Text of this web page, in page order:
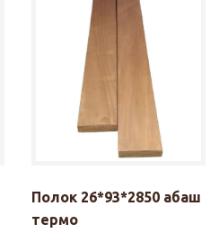
Полок 26*93*2850 абаш
термо